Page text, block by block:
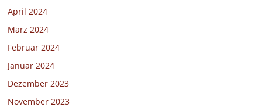
April 2024
März 2024
Februar 2024
Januar 2024
Dezember 2023
November 2023